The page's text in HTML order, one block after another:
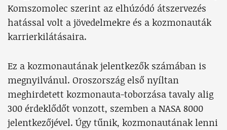
Komszomolec szerint az elhúzódó átszervezés
hatással volt a jövedelmekre és a kozmonauták
karrierkilátásaira.
Ez a kozmonautának jelentkezők számában is
megnyilvánul. Oroszország első nyíltan
meghirdetett kozmonauta-toborzása tavaly alig
300 érdeklődőt vonzott, szemben a NASA 8000
jelentkezőjével. Úgy tűnik, kozmonautának lenni